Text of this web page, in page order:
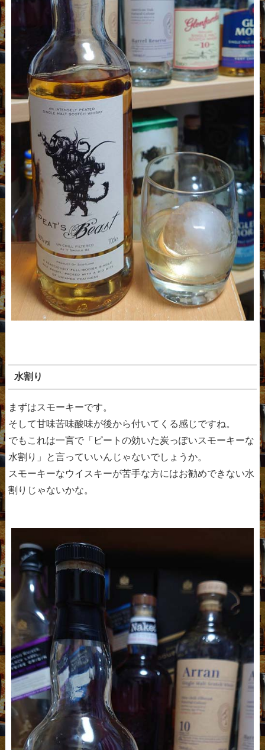
水割り
まずはスモーキーです。
そして甘味苦味酸味が後から付いてくる感じですね。
でもこれは一言で「ピートの効いた炭っぽいスモーキーな
水割り」と言っていいんじゃないでしょうか。
スモーキーなウイスキーが苦手な方にはお勧めできない水
割りじゃないかな。